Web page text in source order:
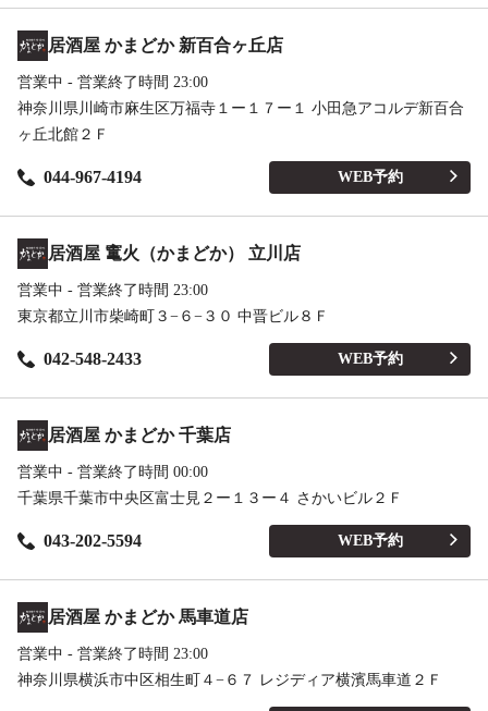
居酒屋 かまどか 新百合ヶ丘店
営業中 - 営業終了時間 23:00
神奈川県川崎市麻生区万福寺１ー１７ー１ 小田急アコルデ新百合
ヶ丘北館２Ｆ
044-967-4194 WEB予約
居酒屋 竃火（かまどか） 立川店
営業中 - 営業終了時間 23:00
東京都立川市柴崎町３−６−３０ 中晋ビル８Ｆ
042-548-2433 WEB予約
居酒屋 かまどか 千葉店
営業中 - 営業終了時間 00:00
千葉県千葉市中央区富士見２ー１３ー４ さかいビル２Ｆ
043-202-5594 WEB予約
居酒屋 かまどか 馬車道店
営業中 - 営業終了時間 23:00
神奈川県横浜市中区相生町４−６７ レジディア横濱馬車道２Ｆ